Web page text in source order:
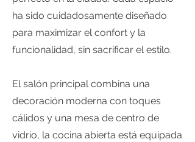
ha sido cuidadosamente diseñado
para maximizar el confort y la
funcionalidad, sin sacrificar el estilo.
El salón principal combina una
decoración moderna con toques
cálidos y una mesa de centro de
vidrio, la cocina abierta está equipada